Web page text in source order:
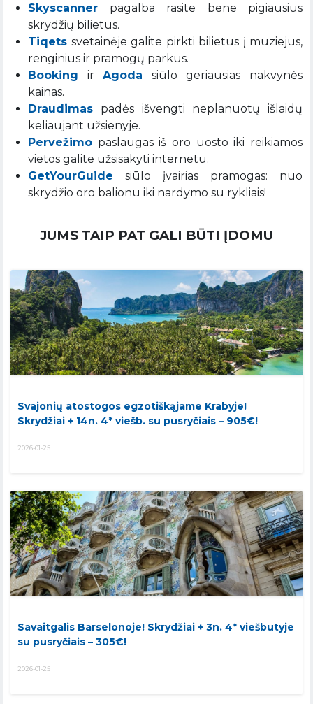
Skyscanner pagalba rasite bene pigiausius
skrydžių bilietus.
Tiqets svetainėje galite pirkti bilietus į muziejus,
renginius ir pramogų parkus.
Booking irAgoda siūlo geriausias nakvynės
kainas.
Draudimas padės išvengti neplanuotų išlaidų
keliaujant užsienyje.
Pervežimo paslaugas iš oro uosto iki reikiamos
vietos galite užsisakyti internetu.
GetYourGuide siūlo įvairias pramogas: nuo
skrydžio oro balionu iki nardymo su rykliais!
JUMS TAIP PAT GALI BŪTI ĮDOMU
Svajonių atostogos egzotiškąjame Krabyje!
Skrydžiai + 14n. 4* viešb. su pusryčiais – 905€!
2026-01-25
Savaitgalis Barselonoje! Skrydžiai + 3n. 4* viešbutyje
su pusryčiais – 305€!
2026-01-25